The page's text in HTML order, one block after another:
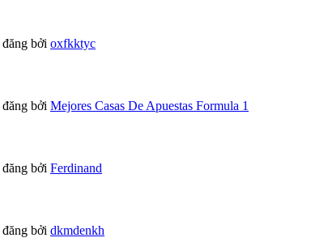
đăng bởi oxfkktyc
đăng bởi Mejores Casas De Apuestas Formula 1
đăng bởi Ferdinand
đăng bởi dkmdenkh